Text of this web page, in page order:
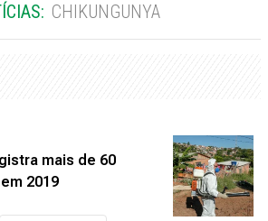
CHIKUNGUNYA
mais de 60
2019